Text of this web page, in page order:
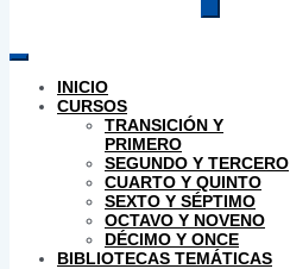
productos
INICIO
CURSOS
TRANSICIÓN Y
PRIMERO
SEGUNDO Y TERCERO
CUARTO Y QUINTO
SEXTO Y SÉPTIMO
OCTAVO Y NOVENO
DÉCIMO Y ONCE
BIBLIOTECAS TEMÁTICAS